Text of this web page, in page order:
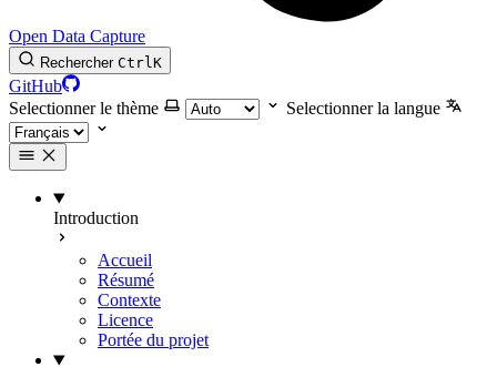
Open Data Capture
Rechercher CtrlK
GitHub
Selectionner le thème
Selectionner la langue
Introduction
Accueil
Résumé
Contexte
Licence
Portée du projet